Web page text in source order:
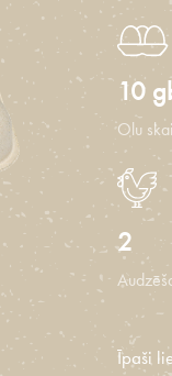
10
Olu
2
Īpaši